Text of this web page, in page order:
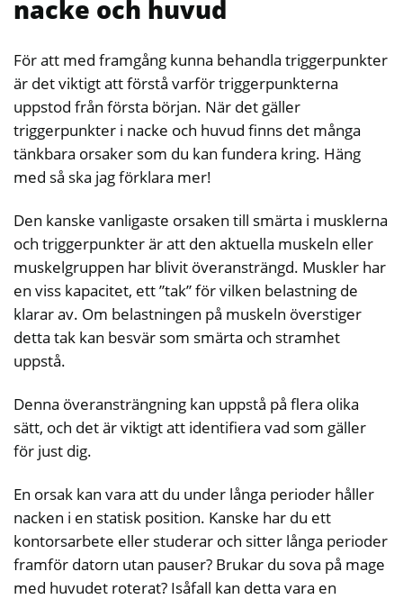
nacke och huvud
För att med framgång kunna behandla triggerpunkter
är det viktigt att förstå varför triggerpunkterna
uppstod från första början. När det gäller
triggerpunkter i nacke och huvud finns det många
tänkbara orsaker som du kan fundera kring. Häng
med så ska jag förklara mer!
Den kanske vanligaste orsaken till smärta i musklerna
och triggerpunkter är att den aktuella muskeln eller
muskelgruppen har blivit överansträngd. Muskler har
en viss kapacitet, ett ”tak” för vilken belastning de
klarar av. Om belastningen på muskeln överstiger
detta tak kan besvär som smärta och stramhet
uppstå.
Denna överansträngning kan uppstå på flera olika
sätt, och det är viktigt att identifiera vad som gäller
för just dig.
En orsak kan vara att du under långa perioder håller
nacken i en statisk position. Kanske har du ett
kontorsarbete eller studerar och sitter långa perioder
framför datorn utan pauser? Brukar du sova på mage
med huvudet roterat? Isåfall kan detta vara en